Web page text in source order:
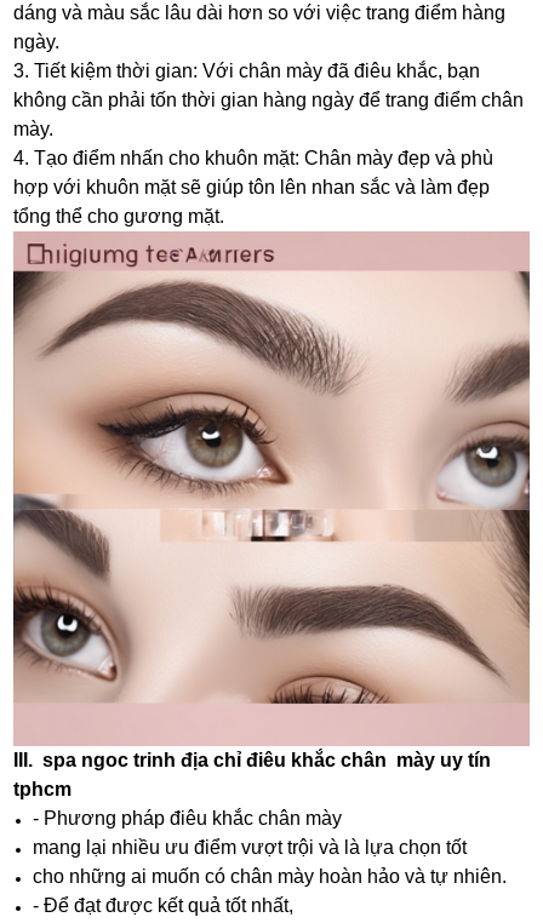
dáng và màu sắc lâu dài hơn so với việc trang điểm hàng
ngày.
3. Tiết kiệm thời gian: Với chân mày đã điêu khắc, bạn
không cần phải tốn thời gian hàng ngày để trang điểm chân
mày.
4. Tạo điểm nhấn cho khuôn mặt: Chân mày đẹp và phù
hợp với khuôn mặt sẽ giúp tôn lên nhan sắc và làm đẹp
tổng thể cho gương mặt.
III. spa ngoc trinh địa chỉ điêu khắc chân mày uy tín
tphcm
- Phương pháp điêu khắc chân mày
mang lại nhiều ưu điểm vượt trội và là lựa chọn tốt
cho những ai muốn có chân mày hoàn hảo và tự nhiên.
- Để đạt được kết quả tốt nhất,